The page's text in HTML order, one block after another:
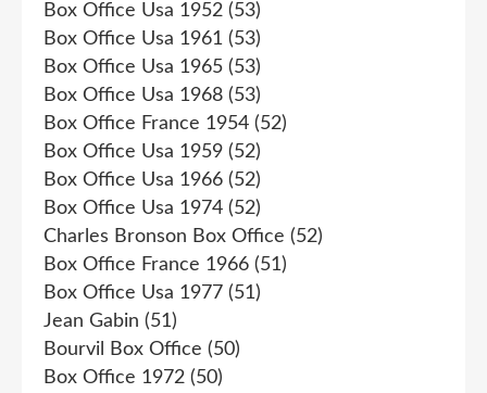
Box Office Usa 1952 (53)
Box Office Usa 1961 (53)
Box Office Usa 1965 (53)
Box Office Usa 1968 (53)
Box Office France 1954 (52)
Box Office Usa 1959 (52)
Box Office Usa 1966 (52)
Box Office Usa 1974 (52)
Charles Bronson Box Office (52)
Box Office France 1966 (51)
Box Office Usa 1977 (51)
Jean Gabin (51)
Bourvil Box Office (50)
Box Office 1972 (50)